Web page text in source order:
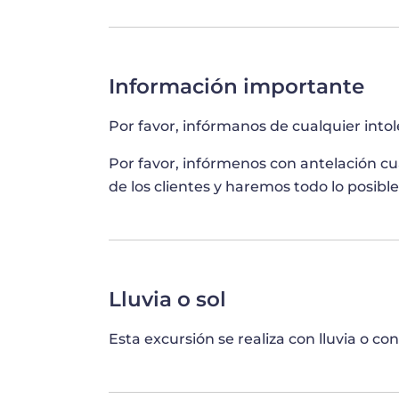
Visitarás el patio y después las áreas
que cuenta con una asombrosa
mencionados anteriormente. Para
de admirar el mundialmente famoso
Información importante
Por favor, infórmanos de cualquier
Por favor, infórmenos con antelación
de los clientes y haremos todo lo
Lluvia o sol
Esta excursión se realiza con lluvia o